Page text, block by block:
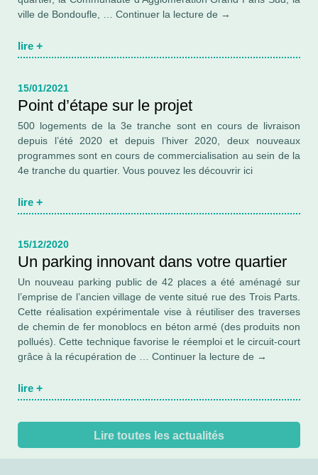
ville de Bondoufle, … Continuer la lecture de Votre
intéresse
→
lire +
15/01/2021
Point d’étape sur le projet
500 logements de la 3e tranche sont en cours de livraison
depuis l’été 2020 et depuis l’hiver 2020, deux nouveaux
programmes sont en cours de commercialisation au sein de la
4e tranche du quartier. Vous pouvez les découvrir ici
lire +
15/12/2020
Un parking innovant dans votre quartier
Un nouveau parking public de 42 places a été aménagé sur
l’emprise de l’ancien village de vente situé rue des Trois Parts.
Cette réalisation expérimentale vise à réutiliser des traverses
de chemin de fer monoblocs en béton armé (des produits non
pollués). Cette technique favorise le réemploi et le circuit-court
grâce à la récupération de … Continuer la lecture de Un
dans
→
lire +
Lire toutes les actualités